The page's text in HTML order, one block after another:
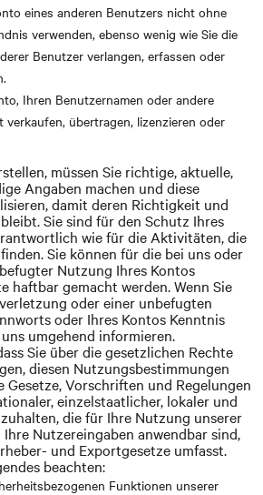
eines anderen Benutzers nicht ohne
verwenden, ebenso wenig wie Sie die
Benutzer verlangen, erfassen oder
Ihren Benutzernamen oder andere
übertragen, lizenzieren oder
müssen Sie richtige, aktuelle,
Angaben machen und diese
damit deren Richtigkeit und
Sie sind für den Schutz Ihres
wie für die Aktivitäten, die
Sie können für die bei uns oder
Nutzung Ihres Kontos
haftbar gemacht werden. Wenn Sie
oder einer unbefugten
oder Ihres Kontos Kenntnis
umgehend informieren.
Sie über die gesetzlichen Rechte
diesen Nutzungsbestimmungen
Gesetze, Vorschriften und Regelungen
einzelstaatlicher, lokaler und
die für Ihre Nutzung unserer
Nutzereingaben anwendbar sind,
und Exportgesetze umfasst.
beachten:
Funktionen unserer